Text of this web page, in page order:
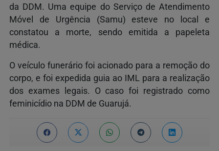
da DDM. Uma equipe do Serviço de Atendimento
Móvel de Urgência (Samu) esteve no local e
constatou a morte, sendo emitida a papeleta
médica.
O veículo funerário foi acionado para a remoção do
corpo, e foi expedida guia ao IML para a realização
dos exames legais. O caso foi registrado como
feminicídio na DDM de Guarujá.